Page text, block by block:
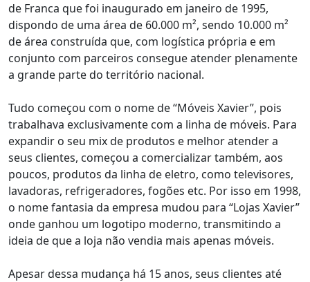
de Franca que foi inaugurado em janeiro de 1995,
dispondo de uma área de 60.000 m², sendo 10.000 m²
de área construída que, com logística própria e em
conjunto com parceiros consegue atender plenamente
a grande parte do território nacional.
Tudo começou com o nome de “Móveis Xavier”, pois
trabalhava exclusivamente com a linha de móveis. Para
expandir o seu mix de produtos e melhor atender a
seus clientes, começou a comercializar também, aos
poucos, produtos da linha de eletro, como televisores,
lavadoras, refrigeradores, fogões etc. Por isso em 1998,
o nome fantasia da empresa mudou para “Lojas Xavier”
onde ganhou um logotipo moderno, transmitindo a
ideia de que a loja não vendia mais apenas móveis.
Apesar dessa mudança há 15 anos, seus clientes até